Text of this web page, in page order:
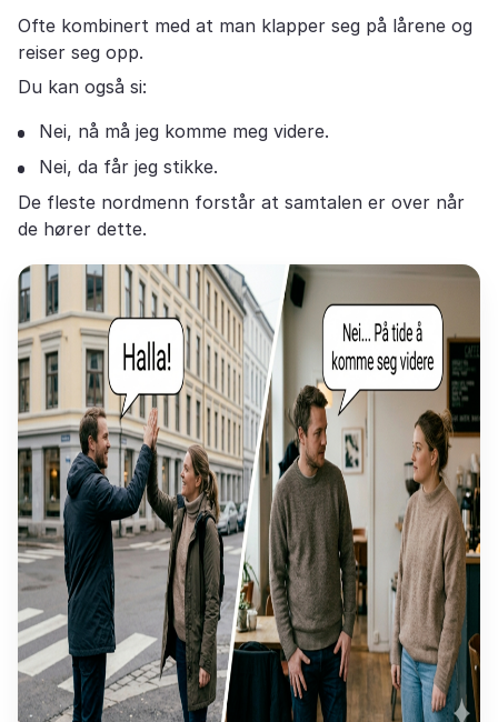
Ofte kombinert med at man klapper seg på lårene og
reiser seg opp.
Du kan også si:
Nei, nå må jeg komme meg videre.
Nei, da får jeg stikke.
De fleste nordmenn forstår at samtalen er over når
de hører dette.